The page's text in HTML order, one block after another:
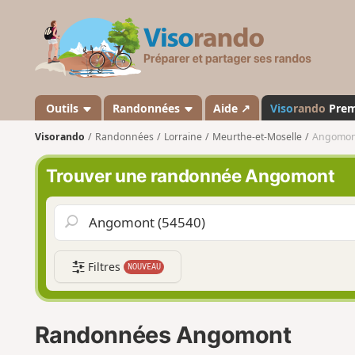
s
a
n
d
o
Outils Randonnées Aide ↗ Visorando
Visorando Randonnées Lorraine Meurthe-et-Moselle
Trouver une randonnée Angomont
Filtres NOUVEAU
Randonnées Angomont